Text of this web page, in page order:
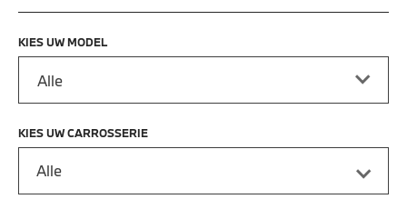
KIES UW MODEL
KIES UW CARROSSERIE
Alle